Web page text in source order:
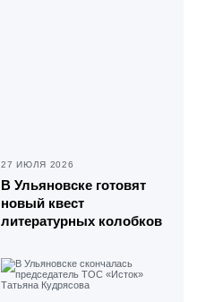
27 ИЮЛЯ 2026
В Ульяновске готовят
новый квест
литературных колобков